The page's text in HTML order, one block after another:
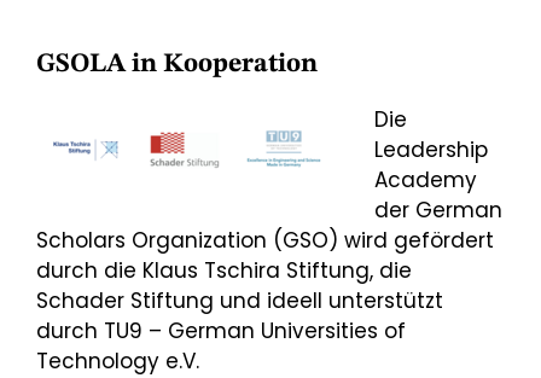
GSOLA in Kooperation
Die
Leadership
Academy
der German
Scholars Organization (GSO) wird gefördert
durch die Klaus Tschira Stiftung, die
Schader Stiftung und ideell unterstützt
durch TU9 – German Universities of
Technology e.V.